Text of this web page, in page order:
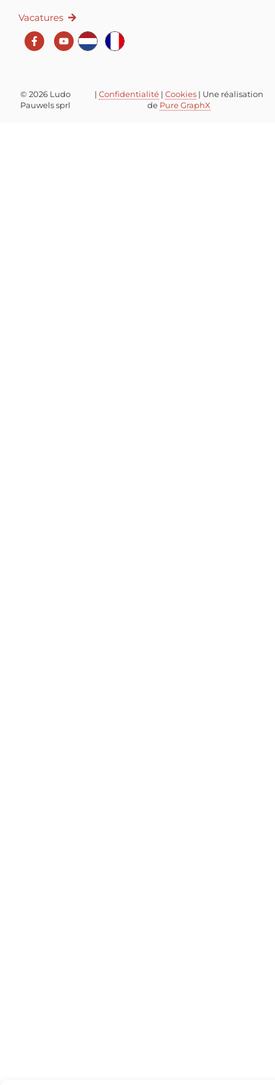
Vacatures
© 2026 Ludo
Pauwels sprl
| Confidentialité| Cookies| Une réalisation
de Pure GraphX